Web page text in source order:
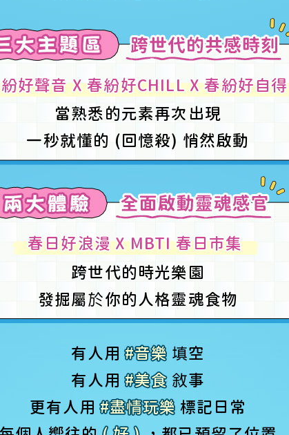
好聲音 X 春紛好CHILL X 春紛好自得
當熟悉的元素再次出現
一秒就懂的 (回憶殺) 悄然啟動
春日好浪漫 X MBTI 春日市集
跨世代的時光樂園
發掘屬於你的人格靈魂食物
有人用#音樂 填空
有人用#美食 敘事
更有人用#盡情玩樂 標記日常